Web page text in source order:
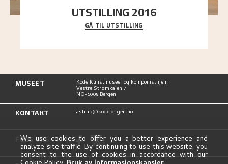
UTSTILLING 2016
En komplett oversikt over Nikolai Astrups
utstillinger, fra debuten i 1900 og frem til i dag.
GÅ TIL UTSTILLING
MUSEET Kode Kunstmuseer og komponisthjem
Vestre Strømkaien 7
NO-5008 Bergen
KONTAKT astrup@kodebergen.no
FØLG OSS
We use cookies to offer you a better experience and
analyze site traffic. By continuing to use this website, you
consent to the use of cookies in accordance with our